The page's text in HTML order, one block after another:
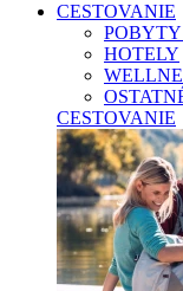
CESTOVANIE
HOTELY
CESTOVANIE